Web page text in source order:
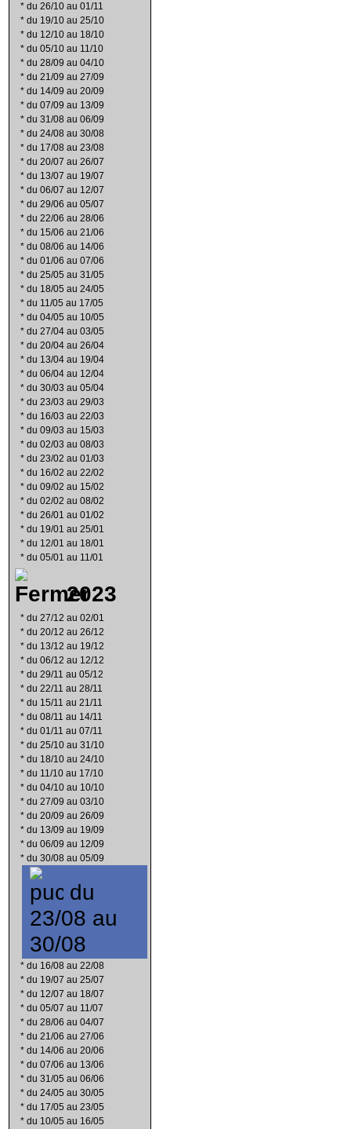
* du 26/10 au 01/11
* du 19/10 au 25/10
* du 12/10 au 18/10
* du 05/10 au 11/10
* du 28/09 au 04/10
* du 21/09 au 27/09
* du 14/09 au 20/09
* du 07/09 au 13/09
* du 31/08 au 06/09
* du 24/08 au 30/08
* du 17/08 au 23/08
* du 20/07 au 26/07
* du 13/07 au 19/07
* du 06/07 au 12/07
* du 29/06 au 05/07
* du 22/06 au 28/06
* du 15/06 au 21/06
* du 08/06 au 14/06
* du 01/06 au 07/06
* du 25/05 au 31/05
* du 18/05 au 24/05
* du 11/05 au 17/05
* du 04/05 au 10/05
* du 27/04 au 03/05
* du 20/04 au 26/04
* du 13/04 au 19/04
* du 06/04 au 12/04
* du 30/03 au 05/04
* du 23/03 au 29/03
* du 16/03 au 22/03
* du 09/03 au 15/03
* du 02/03 au 08/03
* du 23/02 au 01/03
* du 16/02 au 22/02
* du 09/02 au 15/02
* du 02/02 au 08/02
* du 26/01 au 01/02
* du 19/01 au 25/01
* du 12/01 au 18/01
* du 05/01 au 11/01
2023
* du 27/12 au 02/01
* du 20/12 au 26/12
* du 13/12 au 19/12
* du 06/12 au 12/12
* du 29/11 au 05/12
* du 22/11 au 28/11
* du 15/11 au 21/11
* du 08/11 au 14/11
* du 01/11 au 07/11
* du 25/10 au 31/10
* du 18/10 au 24/10
* du 11/10 au 17/10
* du 04/10 au 10/10
* du 27/09 au 03/10
* du 20/09 au 26/09
* du 13/09 au 19/09
* du 06/09 au 12/09
* du 30/08 au 05/09
du
23/08 au
30/08
* du 16/08 au 22/08
* du 19/07 au 25/07
* du 12/07 au 18/07
* du 05/07 au 11/07
* du 28/06 au 04/07
* du 21/06 au 27/06
* du 14/06 au 20/06
* du 07/06 au 13/06
* du 31/05 au 06/06
* du 24/05 au 30/05
* du 17/05 au 23/05
* du 10/05 au 16/05